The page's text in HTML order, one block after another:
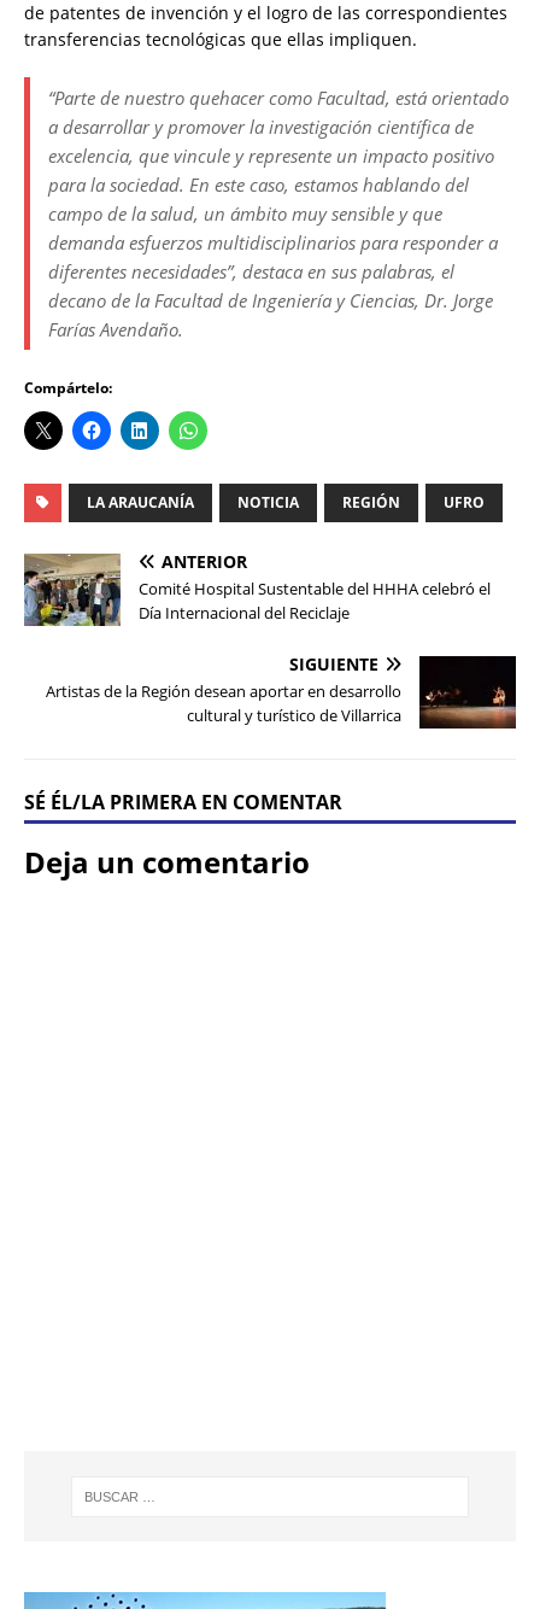
de patentes de invención y el logro de las correspondientes
transferencias tecnológicas que ellas impliquen.
“Parte de nuestro quehacer como Facultad, está orientado
a desarrollar y promover la investigación científica de
excelencia, que vincule y represente un impacto positivo
para la sociedad. En este caso, estamos hablando del
campo de la salud, un ámbito muy sensible y que
demanda esfuerzos multidisciplinarios para responder a
diferentes necesidades”, destaca en sus palabras, el
decano de la Facultad de Ingeniería y Ciencias, Dr. Jorge
Farías Avendaño.
Compártelo:
LA ARAUCANÍA NOTICIA REGIÓN UFRO
ANTERIOR
Comité Hospital Sustentable del HHHA celebró el
Día Internacional del Reciclaje
SIGUIENTE
Artistas de la Región desean aportar en desarrollo
cultural y turístico de Villarrica
SÉ ÉL/LA PRIMERA EN COMENTAR
Deja un comentario